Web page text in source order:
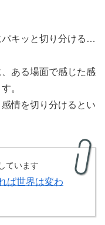
パキッと切り分ける…
ある場面で感じた感
。
情を切り分けるとい
ています
ば世界は変わ